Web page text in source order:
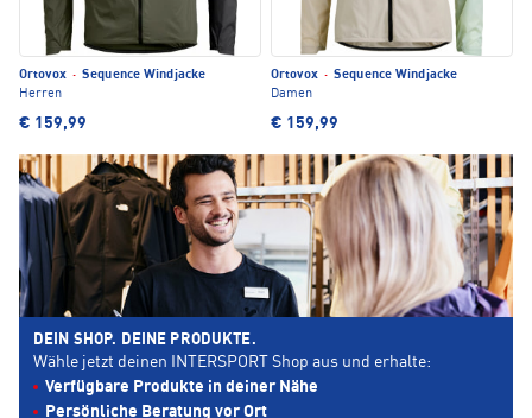
Ortovox · Sequence Windjacke
Herren
€ 159,99
Ortovox · Sequence Windjacke
Damen
€ 159,99
DEIN SHOP. DEINE PRODUKTE.
Wähle jetzt deinen INTERSPORT Shop aus und erhalte:
Verfügbare Produkte in deiner Nähe
Persönliche Beratung vor Ort